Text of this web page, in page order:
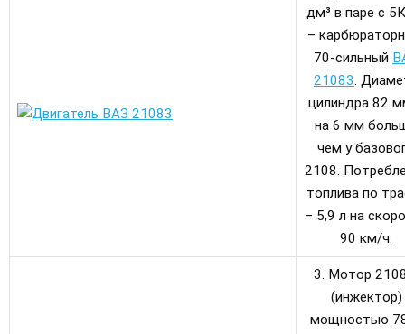
дм³ в паре с
–
70-сильный
21083.
цилиндра 82
на 6 мм
чем у
2108.
топлива по
– 5,9 л на
90 км/ч.
3. Мотор
(инжектор)
мощностью